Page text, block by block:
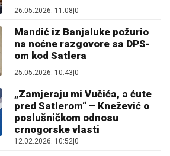
26.05.2026. 11:08 0
Mandić iz Banjaluke požurio
na noćne razgovore sa DPS-
om kod Satlera
25.05.2026. 10:43 0
„Zamjeraju mi Vučića, a ćute
pred Satlerom“ – Knežević o
poslušničkom odnosu
crnogorske vlasti
12.02.2026. 10:52 0